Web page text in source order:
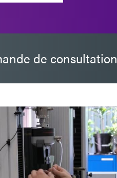
de consultation